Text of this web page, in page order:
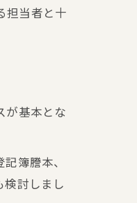
担当者と十
基本とな
簿謄本、
討しまし